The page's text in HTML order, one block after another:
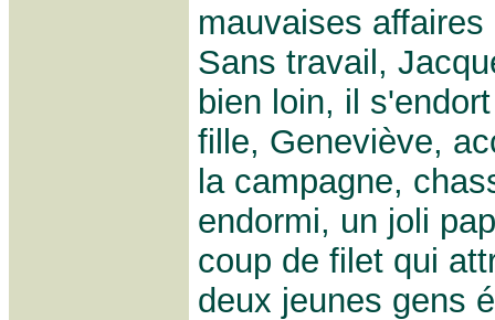
mauvaises
Sans travail,
bien loin, il
fille, Geneviève,
la campagne,
endormi, un joli
coup de filet qui
deux jeunes gens